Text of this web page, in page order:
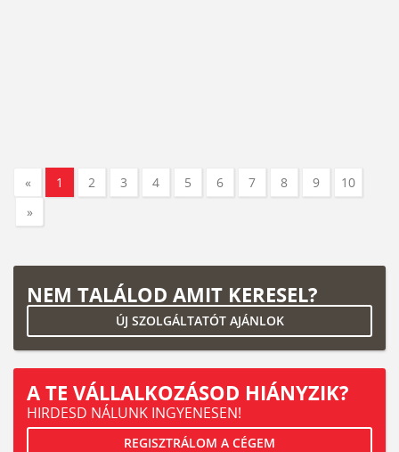
« 1 2 3 4 5 6 7 8 9
10
»
NEM TALÁLOD AMIT KERESEL?
ÚJ SZOLGÁLTATÓT AJÁNLOK
A TE VÁLLALKOZÁSOD HIÁNYZIK?
HIRDESD NÁLUNK INGYENESEN!
REGISZTRÁLOM A CÉGEM